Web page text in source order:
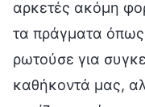
αρκετές ακόμη
τα πράγματα όπως
ρωτούσε για
καθήκοντά μας,